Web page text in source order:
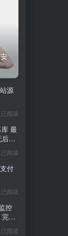
源
阅读
最
台
阅读
付
阅读
控
美
阅读
源
阅读
最
台
阅读
付
阅读
控
美
阅读